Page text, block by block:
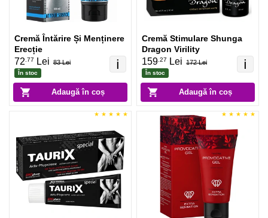
Adaugă în coș
ℹ️
Cremă Întărire Și Menținere
Erecție
72 .77 Lei 83 Lei
În stoc
Adaugă în coș
ℹ️
Cremă Stimulare Shunga
Dragon Virility
159 .27 Lei 172 Lei
În stoc